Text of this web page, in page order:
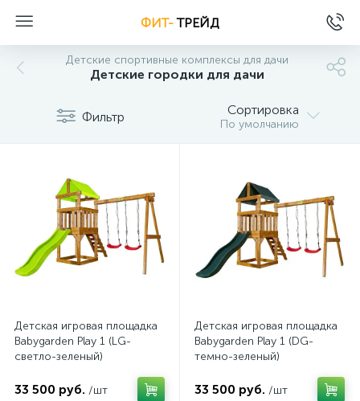
ФИТ-ТРЕЙД
Детские спортивные комплексы для дачи
Детские городки для дачи
Фильтр Сортировка
По умолчанию
Детская игровая площадка
Babygarden Play 1 (LG-
светло-зеленый)
33 500 руб. /шт
Детская игровая площадка
Babygarden Play 1 (DG-
темно-зеленый)
33 500 руб. /шт